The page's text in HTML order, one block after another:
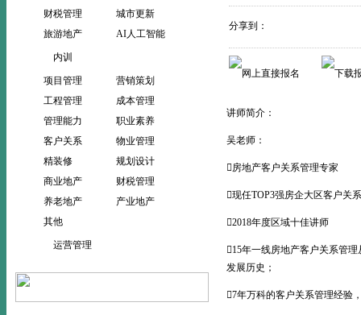
财税管理
城市更新
旅游地产
AI人工智能
内训
项目管理
营销策划
工程管理
成本管理
管理能力
职业素养
客户关系
物业管理
精装修
规划设计
商业地产
财税管理
养老地产
产业地产
其他
运营管理
分享到：
讲师简介：
吴老师：
房地产客户关系管理专家
现任TOP3强房企大区客户关
2018年度区域十佳讲师
15年一线房地产客户关系管
发展历史；
7年万科的客户关系管理经验